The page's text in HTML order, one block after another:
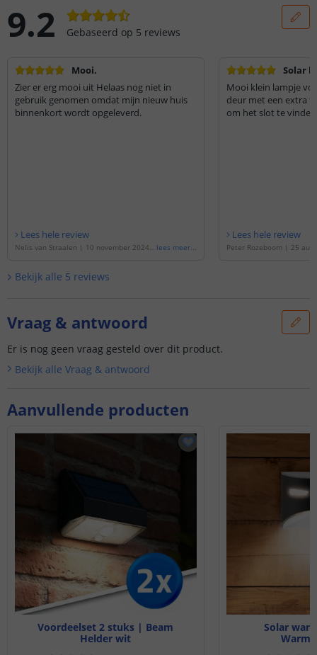
Aanvullende producten
Voordeelset 2 stuks | Beam
Helder wit
Solar
Warm
9.2 Gebaseerd op 5 reviews
Mooi.
Zier er erg mooi uit Helaas nog niet in
gebruik genomen omdat mijn nieuw huis
binnenkort wordt opgeleverd.
Lees hele review
Nelis van Straalen | 10 november 2024 |
nsor'
lees meer...
Solar
Mooi klein lampje
deur met een extra
om het slot te
Lees hele review
Peter Rozeboom | 25
Bekijk alle 5 reviews
Vraag & antwoord
Er is nog geen vraag gesteld over dit product.
Bekijk alle Vraag & antwoord